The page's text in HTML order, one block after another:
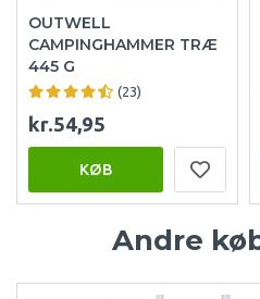
OUTWELL
CAMPINGHAMMER TRÆ
445 G
(23)
kr.54,95
KØB
Andre